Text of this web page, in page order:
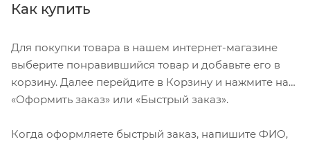
Как купить
Для покупки товара в нашем интернет-магазине
выберите понравившийся товар и добавьте его в
корзину. Далее перейдите в Корзину и нажмите на
«Оформить заказ» или «Быстрый заказ».
Когда оформляете быстрый заказ, напишите ФИО,